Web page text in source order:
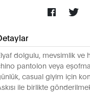
dolgulu, mevsimlik ve
pantolon veya
casual giyim için
ile birlikte